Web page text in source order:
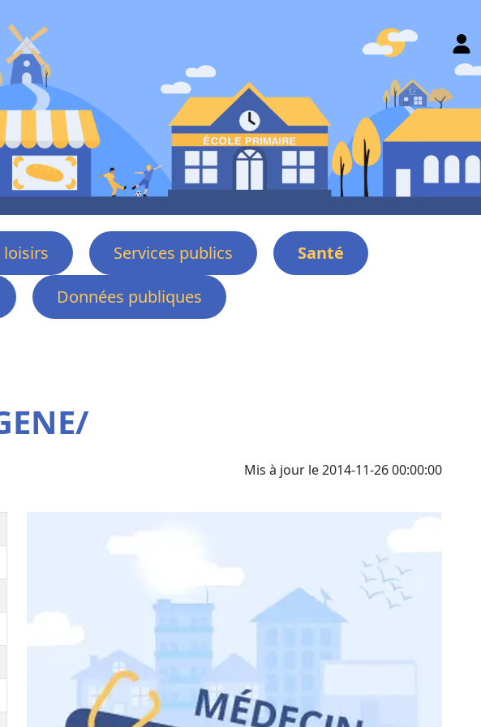
loisirs Services publics
Santé
Données publiques
Mis à jour le 2014-11-26 00:00:00